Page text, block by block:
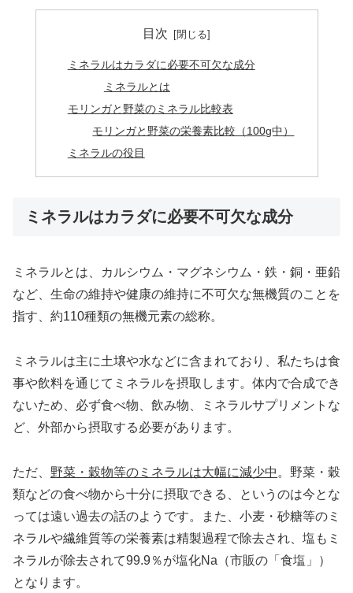
目次
ミネラルはカラダに必要不可欠な成分
ミネラルとは
モリンガと野菜のミネラル比較表
モリンガと野菜の栄養素比較（100g中）
ミネラルの役目
ミネラルはカラダに必要不可欠な成分
ミネラルとは、カルシウム・マグネシウム・鉄・銅・亜鉛
など、生命の維持や健康の維持に不可欠な無機質のことを
指す、約110種類の無機元素の総称。
ミネラルは主に土壌や水などに含まれており、私たちは食
事や飲料を通じてミネラルを摂取します。体内で合成でき
ないため、必ず食べ物、飲み物、ミネラルサプリメントな
ど、外部から摂取する必要があります。
ただ、 野菜・穀物等のミネラルは大幅に減少中 。野菜・穀
類などの食べ物から十分に摂取できる、というのは今とな
っては遠い過去の話のようです。また、小麦・砂糖等のミ
ネラルや繊維質等の栄養素は精製過程で除去され、塩もミ
ネラルが除去されて99.9％が塩化Na（市販の「食塩」）
となります。